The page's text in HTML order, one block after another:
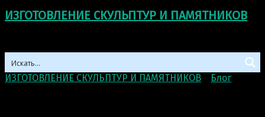
ИЗГОТОВЛЕНИЕ СКУЛЬПТУР И ПАМЯТНИКОВ
ИЗГОТОВЛЕНИЕ СКУЛЬПТУР И ПАМЯТНИКОВ Блог>